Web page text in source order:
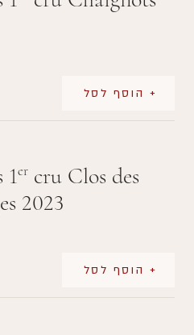
+ הוסף לסל
1er cru Clos des
2023
+ הוסף לסל